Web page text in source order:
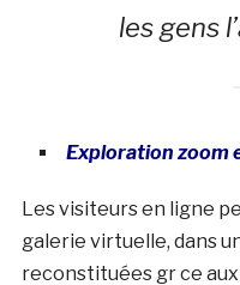
les gens
Exploration zoom
Les visiteurs en ligne
galerie virtuelle, dans
reconstituées gr ce aux